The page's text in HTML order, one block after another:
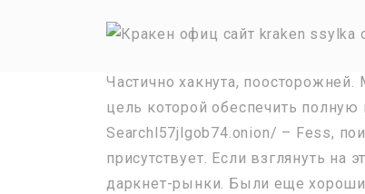
Частично хакнута,
цель которой обеспечить
Searchl57jlgob74.onion/ – Fess,
присутствует. Если взглянуть
даркнет-рынки. Были еще